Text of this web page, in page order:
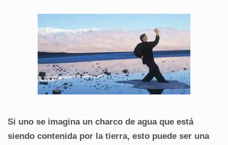
Si uno se imagina un charco de agua que está
siendo contenida por la tierra, esto puede ser una